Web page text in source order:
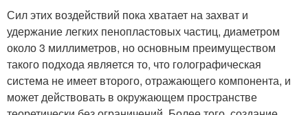
Сил этих воздействий пока хватает на захват и
удержание легких пенопластовых частиц, диаметром
около 3 миллиметров, но основным преимуществом
такого подхода является то, что голографическая
система не имеет второго, отражающего компонента, и
может действовать в окружающем пространстве